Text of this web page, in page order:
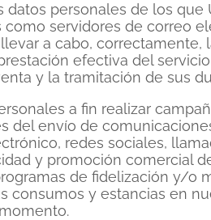
datos personales de los
servidores de correo
a cabo,
efectiva del
y la tramitación de sus
a fin realizar
del envío de
redes sociales,
y promoción comercial
de fidelización y/o
consumos y estancias en